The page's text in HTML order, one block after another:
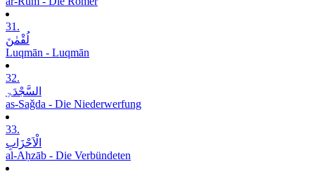
31.
لُقْمٰنَ
Luqmān - Luqmān
32.
السَّجْدَۃِ
as-Saǧda - Die Niederwerfung
33.
الْاَحْزَابِ
al-Aḥzāb - Die Verbündeten